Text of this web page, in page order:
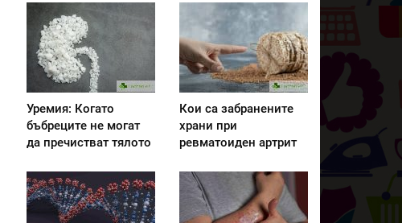
Уремия: Когато
бъбреците не могат
да пречистват тялото
Кои са забранените
храни при
ревматоиден артрит